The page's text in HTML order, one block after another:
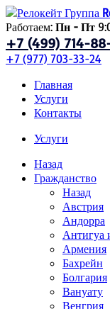
Работаем: Пн - Пт
+7 (499) 714-
+7 (977) 703-33-24
Главная
Услуги
Контакты
Услуги
Назад
Гражданство
Назад
Австрия
Андорра
Антигуа
Армения
Бахрейн
Болгария
Вануату
Венгрия